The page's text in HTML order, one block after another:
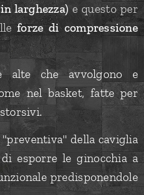
larghezza) e questo per
forze di compressione
alte che avvolgono e
nel basket, fatte per
della caviglia
esporre le ginocchia a
predisponendole